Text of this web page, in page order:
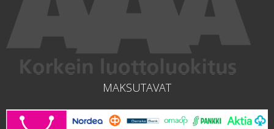
MAKSUTAVAT